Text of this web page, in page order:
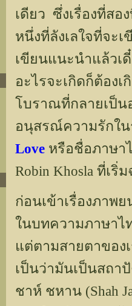
เดียว ซึ่งเรื่องที่สอ
หนึ่งที่ลังเลใจที่จะ
เขียนแนะนำแล้วเ
อะไรจะเกิดก็ต้อง
โบราณที่กลายเป็น
อนุสรณ์ความรักใ
Love หรือชื่อภาษา
Robin Khosla ที่เริ่
ก่อนเข้าเรื่องภาพ
ในบทความภาษาไ
แต่ตามสายตาของ
เป็นว่ามันเป็นสถา
ชาห์ ชหาน (Shah